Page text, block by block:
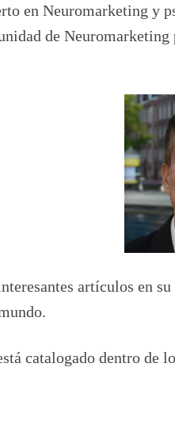
en Neuromarketing y
de
artículos en
catalogado dentro de